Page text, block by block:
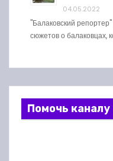
04.05.2022
"Балаковский
сюжетов о балаковцах,
Помочь каналу